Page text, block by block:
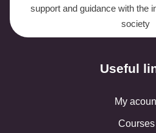
support and guidance with the
society
Useful
My
Courses